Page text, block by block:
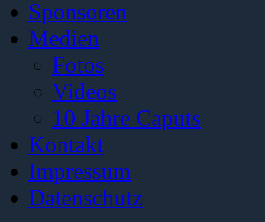
Sponsoren
Medien
Fotos
Videos
10 Jahre Caputs
Kontakt
Impressum
Datenschutz